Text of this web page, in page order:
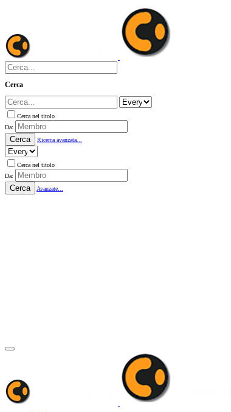
Cerca
Cerca nel titolo
Da:
Cerca Ricerca avanzata...
Cerca nel titolo
Da:
Cerca Avanzate...